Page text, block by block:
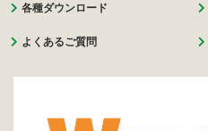
各種ダウンロード
よくあるご質問